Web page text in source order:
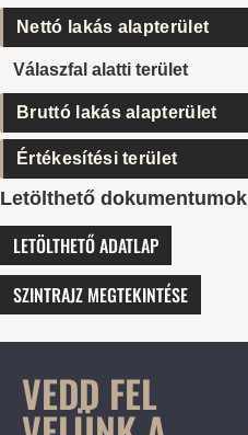
Nettó lakás alapterület
Válaszfal alatti terület
Bruttó lakás alapterület
Értékesítési terület
Letölthető dokumentumok
LETÖLTHETŐ ADATLAP
SZINTRAJZ MEGTEKINTÉSE
VEDD FEL